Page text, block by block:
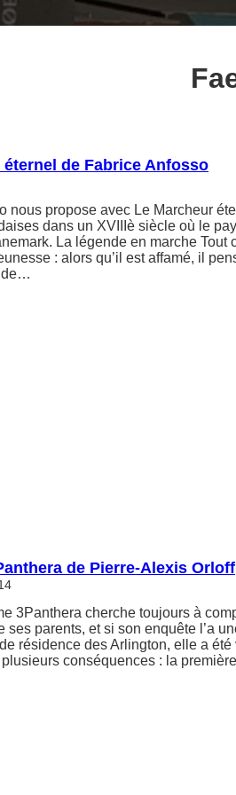
éternel de Fabrice Anfosso
nous propose avec Le Marcheur
dans un XVIIIè siècle où le
La légende en marche Tout
: alors qu’il est affamé, il
de Pierre-Alexis Orloff
3Panthera cherche toujours à
ses parents, et si son enquête l’a
résidence des Arlington, elle a été
conséquences : la